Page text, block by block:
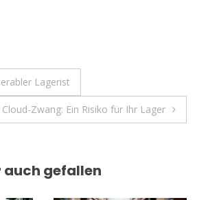
Lagerist
Cloud-Zwang: Ein Risiko für Ihr Lager
auch gefallen